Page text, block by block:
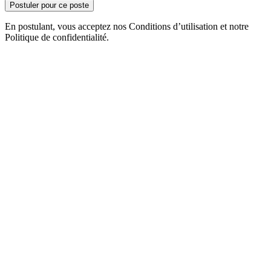
Postuler pour ce poste
En postulant, vous acceptez nos Conditions d’utilisation et notre
Politique de confidentialité.